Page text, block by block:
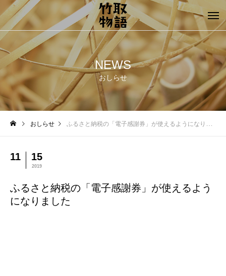
NEWS
おしらせ
おしらせ ふるさと納税の「電子感謝券」が使えるようになりました
11 15
2019
ふるさと納税の「電子感謝券」が使えるよう
になりました